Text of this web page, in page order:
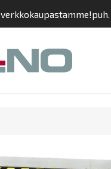
verkkokaupastamme!puh.
Shop